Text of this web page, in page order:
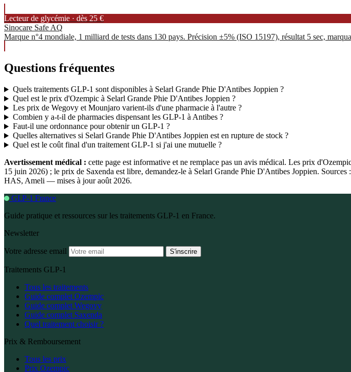
Lecteur de glycémie · dès 25 €
Sinocare Safe AQ
Marque n°4 mondiale, 1 milliard de tests dans 130 pays. Précision ±5% (ISO 15197), résultat 5 sec,
Questions fréquentes
Quels traitements GLP-1 sont disponibles à Selarl Grande Phie D'Antibes Joppien ?
Quel est le prix d'Ozempic à Selarl Grande Phie D'Antibes Joppien ?
Les prix de Wegovy et Mounjaro varient-ils d'une pharmacie à l'autre ?
Combien y a-t-il de pharmacies dispensant les GLP-1 à Antibes ?
Faut-il une ordonnance pour obtenir un GLP-1 ?
Quelles alternatives si Selarl Grande Phie D'Antibes Joppien est en rupture de stock ?
Quel est le coût final d'un traitement GLP-1 si j'ai une mutuelle ?
Avertissement médical : cette page est informative et ne remplace pas un avis médical. Les prix
15 juin 2026) ; le prix de Saxenda est libre, demandez-le à Selarl Grande Phie D'Antibes Joppien.
HAS, Ameli — mises à jour août 2026.
GLP-1 France
Guide pratique et ressources sur les traitements GLP-1 en France.
Newsletter
Votre adresse email S'inscrire
Traitements GLP-1
Tous les traitements
Guide complet Ozempic
Guide complet Wegovy
Guide complet Saxenda
Quel traitement choisir ?
Prix & Remboursement
Tous les prix
Prix Ozempic